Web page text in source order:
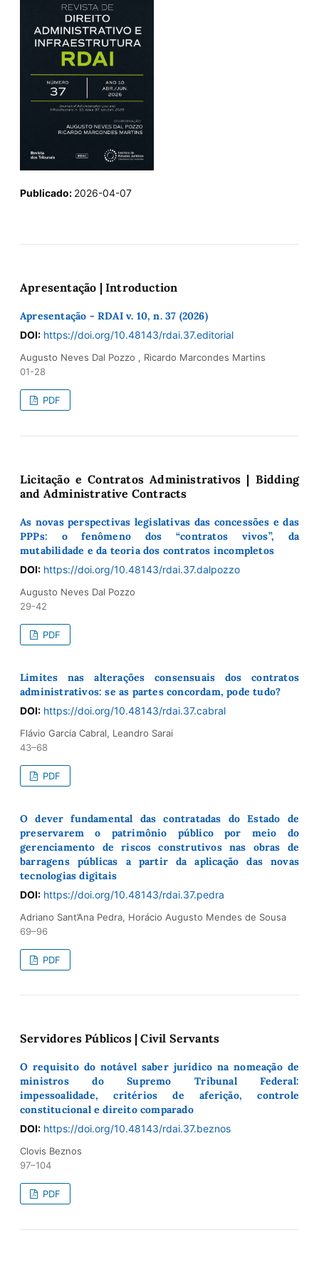
Publicado: 2026-04-07
Apresentação | Introduction
Apresentação - RDAI v. 10, n. 37 (2026)
DOI: https://doi.org/10.48143/rdai.37.editorial
Augusto Neves Dal Pozzo , Ricardo Marcondes Martins
01-28
PDF
Licitação e Contratos Administrativos | Bidding
and Administrative Contracts
As novas perspectivas legislativas das concessões e das
PPPs: o fenômeno dos “contratos vivos”, da
mutabilidade e da teoria dos contratos incompletos
DOI: https://doi.org/10.48143/rdai.37.dalpozzo
Augusto Neves Dal Pozzo
29-42
PDF
Limites nas alterações consensuais dos contratos
administrativos: se as partes concordam, pode tudo?
DOI: https://doi.org/10.48143/rdai.37.cabral
Flávio Garcia Cabral, Leandro Sarai
43–68
PDF
O dever fundamental das contratadas do Estado de
preservarem o patrimônio público por meio do
gerenciamento de riscos construtivos nas obras de
barragens públicas a partir da aplicação das novas
tecnologias digitais
DOI: https://doi.org/10.48143/rdai.37.pedra
Adriano Sant’Ana Pedra, Horácio Augusto Mendes de Sousa
69–96
PDF
Servidores Públicos | Civil Servants
O requisito do notável saber jurídico na nomeação de
ministros do Supremo Tribunal Federal:
impessoalidade, critérios de aferição, controle
constitucional e direito comparado
DOI: https://doi.org/10.48143/rdai.37.beznos
Clovis Beznos
97–104
PDF